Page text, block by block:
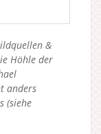
&
Höhle der
anders
(siehe